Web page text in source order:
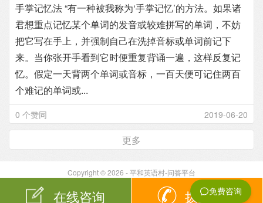
手掌记忆法 “有一种被我称为‘手掌记忆’的方法。如果诸
君想重点记忆某个单词的发音或较难拼写的单词，不妨
把它写在手上，并强制自己在洗掉音标或单词前记下
来。当你张开手看到它时便重复背诵一遍，这样反复记
忆。假定一天背两个单词或音标，一百天便可记住两百
个难记的单词或...
0 个赞同 2019-06-20
更多
在线咨询 拨打电话
Copyright © 2026 - 平和英语村-问答平台